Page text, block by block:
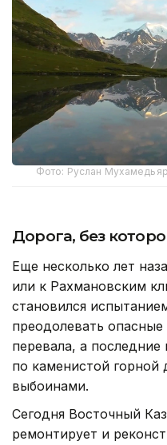
Фото: Руслан
Дорога, без
Еще несколько лет
или к Рахмановским
становился
преодолевать
перевала, а последние
по каменистой горной
выбоинами.
Сегодня Восточный
ремонтирует и